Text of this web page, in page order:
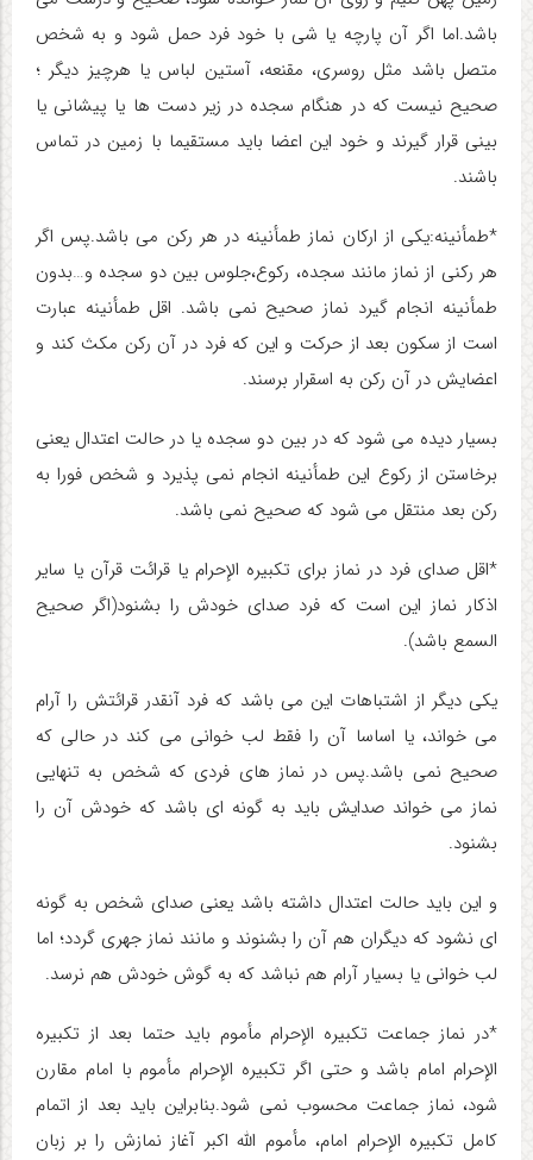
باشد.اما اگر آن پارچه یا شی با خود فرد حمل شود و به شخص
متصل باشد مثل روسری، مقنعه، آستین لباس یا هرچیز دیگر ؛
صحیح نیست که در هنگام سجده در زیر دست ها یا پیشانی یا
بینی قرار گیرند و خود این اعضا باید مستقیما با زمین در تماس
باشند.
*طمأنینه:یکی از ارکان نماز طمأنینه در هر رکن می باشد.پس اگر
هر رکنی از نماز مانند سجده، رکوع،جلوس بین دو سجده و…بدون
طمأنینه انجام گیرد نماز صحیح نمی باشد. اقل طمأنینه عبارت
است از سکون بعد از حرکت و این که فرد در آن رکن مکث کند و
اعضایش در آن رکن به اسقرار برسند.
بسیار دیده می شود که در بین دو سجده یا در حالت اعتدال یعنی
برخاستن از رکوع این طمأنینه انجام نمی پذیرد و شخص فورا به
رکن بعد منتقل می شود که صحیح نمی باشد.
*اقل صدای فرد در نماز برای تکبیره الإحرام یا قرائت قرآن یا سایر
اذکار نماز این است که فرد صدای خودش را بشنود(اگر صحیح
السمع باشد).
یکی دیگر از اشتباهات این می باشد که فرد آنقدر قرائتش را آرام
می خواند، یا اساسا آن را فقط لب خوانی می کند در حالی که
صحیح نمی باشد.پس در نماز های فردی که شخص به تنهایی
نماز می خواند صدایش باید به گونه ای باشد که خودش آن را
بشنود.
و این باید حالت اعتدال داشته باشد یعنی صدای شخص به گونه
ای نشود که دیگران هم آن را بشنوند و مانند نماز جهری گردد؛ اما
لب خوانی یا بسیار آرام هم نباشد که به گوش خودش هم نرسد.
*در نماز جماعت تکبیره الإحرام مأموم باید حتما بعد از تکبیره
الإحرام امام باشد و حتی اگر تکبیره الإحرام مأموم با امام مقارن
شود، نماز جماعت محسوب نمی شود.بنابراین باید بعد از اتمام
کامل تکبیره الإحرام امام، مأموم الله اکبر آغاز نمازش را بر زبان